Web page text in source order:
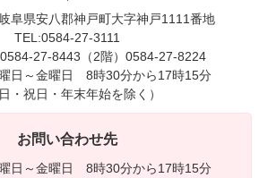
阜県安八郡神戸町大字神戸1111番地
TEL:0584-27-3111
27-8443（2階）0584-27-8224
日～金曜日 8時30分から17時15分
日・祝日・年末年始を除く）
お問い合わせ先
日～金曜日 8時30分から17時15分